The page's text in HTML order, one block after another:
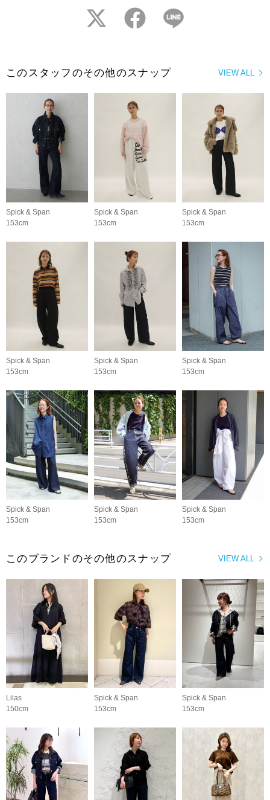
twitter facebook
VIEW ALL
このスタッフのその他のスナップ
Spick & Span
153cm
Spick & Span
153cm
Spick & Span
153cm
Spick & Span
153cm
Spick & Span
153cm
Spick & Span
153cm
Spick & Span
153cm
Spick & Span
153cm
Spick & Span
153cm
VIEW ALL
このブランドのその他のスナップ
Lilas
150cm
Spick & Span
153cm
Spick & Span
153cm